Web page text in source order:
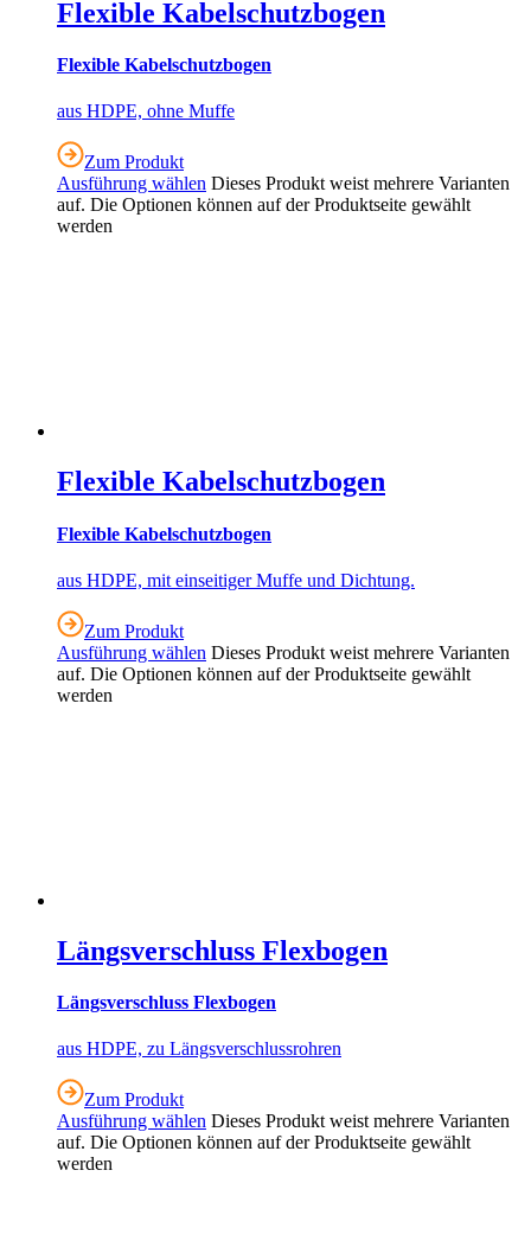
Flexible Kabelschutzbogen
Flexible Kabelschutzbogen
aus HDPE, ohne Muffe
Zum Produkt
Ausführung wählen Dieses Produkt weist mehrere Varianten
auf. Die Optionen können auf der Produktseite gewählt
werden
Flexible Kabelschutzbogen
Flexible Kabelschutzbogen
aus HDPE, mit einseitiger Muffe und Dichtung.
Zum Produkt
Ausführung wählen Dieses Produkt weist mehrere Varianten
auf. Die Optionen können auf der Produktseite gewählt
werden
Längsverschluss Flexbogen
Längsverschluss Flexbogen
aus HDPE, zu Längsverschlussrohren
Zum Produkt
Ausführung wählen Dieses Produkt weist mehrere Varianten
auf. Die Optionen können auf der Produktseite gewählt
werden